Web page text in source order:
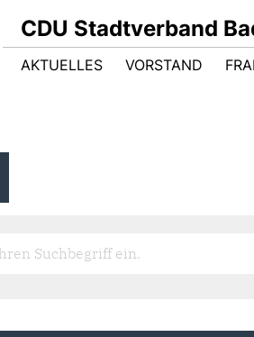
CDU Stadtverband
AKTUELLES VORSTAND